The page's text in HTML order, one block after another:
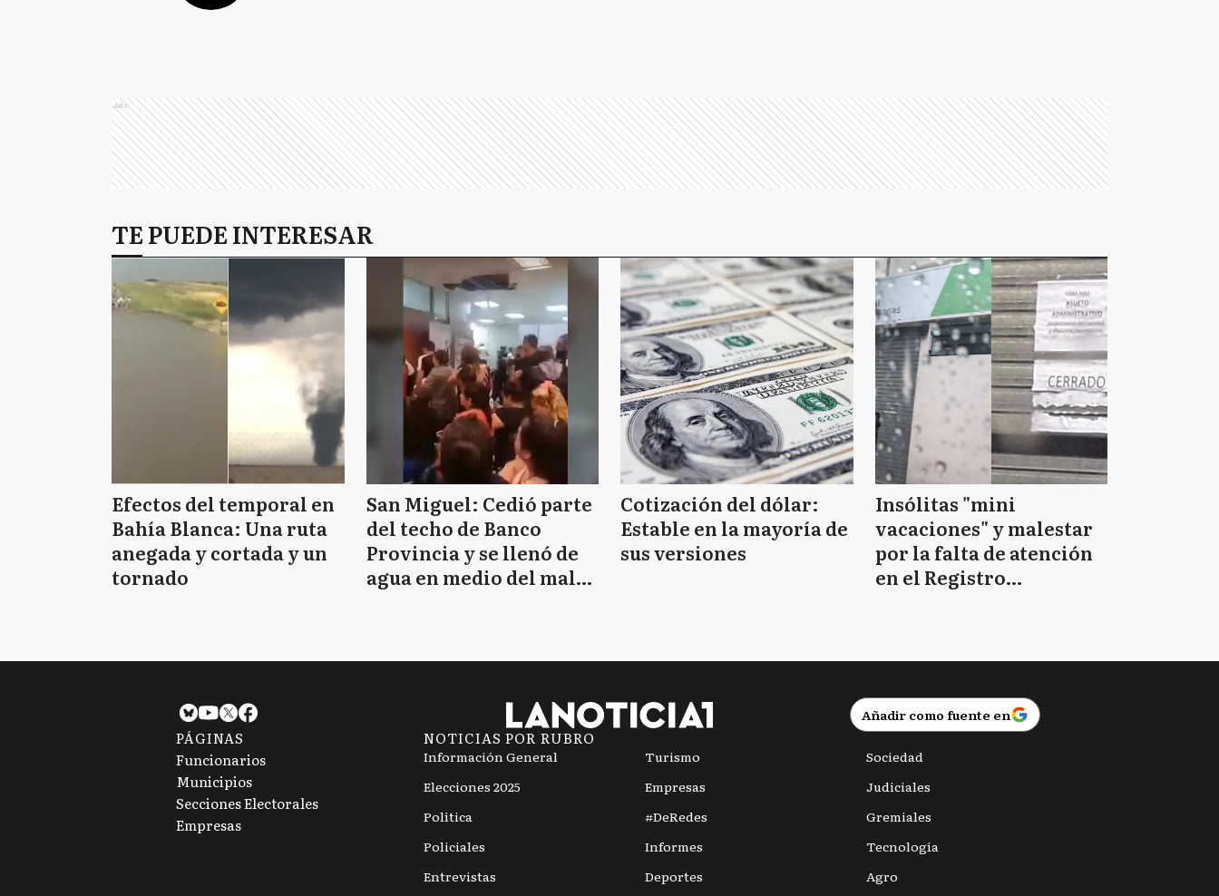
Ads
TE PUEDE INTERESAR
Efectos del temporal en
Bahía Blanca: Una ruta
anegada y cortada y un
tornado
San Miguel: Cedió parte
del techo de Banco
Provincia y se llenó de
agua en medio del mal
Cotización del dólar:
Estable en la mayoría de
sus versiones
Insólitas "mini
vacaciones" y malestar
por la falta de atención
en el Registro
Añadir como fuente en
PÁGINAS
Funcionarios
Municipios
Secciones Electorales
Empresas
NOTICIAS POR RUBRO
Información General
Elecciones 2025
Política
Policiales
Entrevistas
Turismo
Empresas
#DeRedes
Informes
Deportes
Sociedad
Judiciales
Gremiales
Tecnología
Agro